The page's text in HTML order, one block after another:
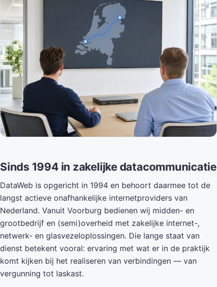
Sinds 1994 in zakelijke datacommunicatie
DataWeb is opgericht in 1994 en behoort daarmee tot de
langst actieve onafhankelijke internetproviders van
Nederland. Vanuit Voorburg bedienen wij midden- en
grootbedrijf en (semi)overheid met zakelijke internet-,
netwerk- en glasvezeloplossingen. Die lange staat van
dienst betekent vooral: ervaring met wat er in de praktijk
komt kijken bij het realiseren van verbindingen — van
vergunning tot laskast.